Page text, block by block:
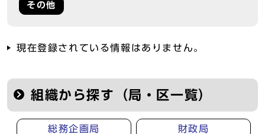
その他
現在登録されている情報はありません。
組織から探す（局・区一覧）
総務企画局 財政局